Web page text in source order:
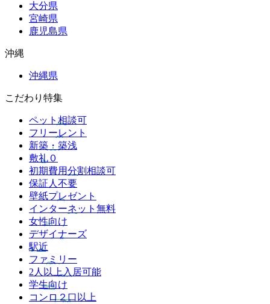
大分県
宮崎県
鹿児島県
沖縄
沖縄県
こだわり特集
ペット相談可
フリーレント
新築・築浅
敷礼０
初期費用分割相談可
保証人不要
壁紙プレゼント
インターネット無料
女性向け
デザイナーズ
駅近
ファミリー
2人以上入居可能
学生向け
コンロ２口以上